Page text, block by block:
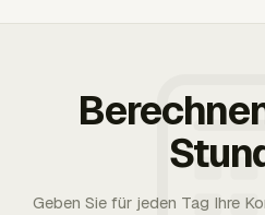
Geben Sie für jeden Tag Ihre